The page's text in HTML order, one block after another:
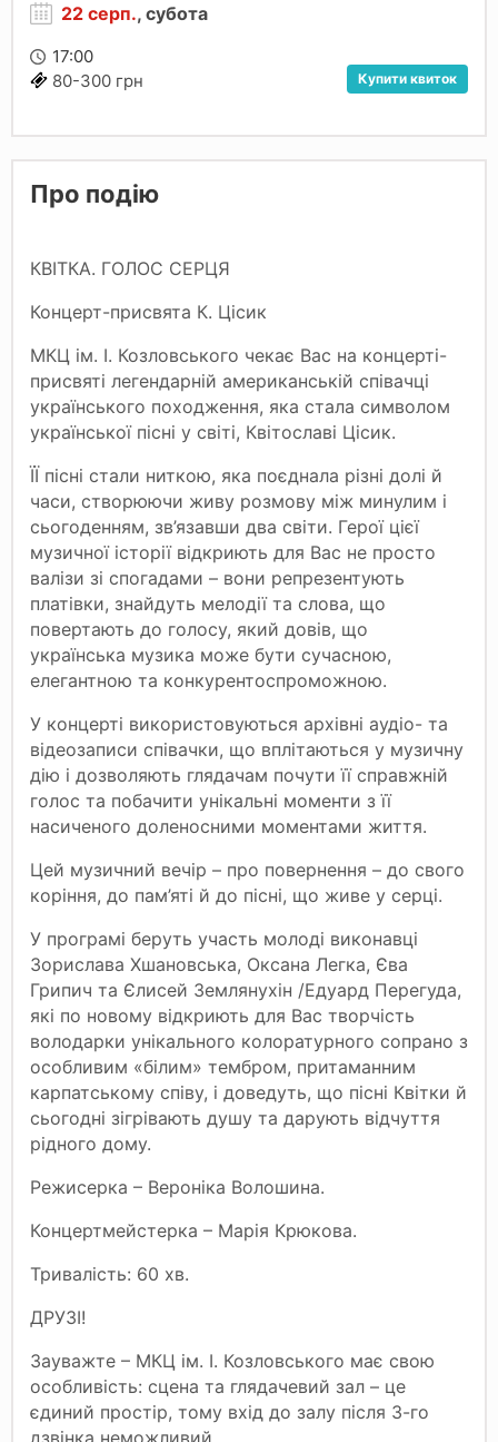
22 серп., субота
17:00
80-300 грн
Купити квиток
Про подію
КВІТКА. ГОЛОС СЕРЦЯ
Концерт-присвята К. Цісик
МКЦ ім. І. Козловського чекає Вас на концерті-
присвяті легендарній американській співачці
українського походження, яка стала символом
української пісні у світі, Квітославі Цісик.
ЇЇ пісні стали ниткою, яка поєднала різні долі й
часи, створюючи живу розмову між минулим і
сьогоденням, зв’язавши два світи. Герої цієї
музичної історії відкриють для Вас не просто
валізи зі спогадами – вони репрезентують
платівки, знайдуть мелодії та слова, що
повертають до голосу, який довів, що
українська музика може бути сучасною,
елегантною та конкурентоспроможною.
У концерті використовуються архівні аудіо- та
відеозаписи співачки, що вплітаються у музичну
дію і дозволяють глядачам почути її справжній
голос та побачити унікальні моменти з її
насиченого доленосними моментами життя.
Цей музичний вечір – про повернення – до свого
коріння, до пам’яті й до пісні, що живе у серці.
У програмі беруть участь молоді виконавці
Зорислава Хшановська, Оксана Легка, Єва
Грипич та Єлисей Землянухін /Едуард Перегуда,
які по новому відкриють для Вас творчість
володарки унікального колоратурного сопрано з
особливим «білим» тембром, притаманним
карпатському співу, і доведуть, що пісні Квітки й
сьогодні зігрівають душу та дарують відчуття
рідного дому.
Режисерка – Вероніка Волошина.
Концертмейстерка – Марія Крюкова.
Тривалість: 60 хв.
ДРУЗІ!
Зауважте – МКЦ ім. І. Козловського має свою
особливість: сцена та глядачевий зал – це
єдиний простір, тому вхід до залу після 3-го
дзвінка неможливий.